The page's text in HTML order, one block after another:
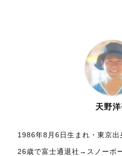
天野
1986年8月6日生まれ・東京出
26歳で富士通退社→スノーボ